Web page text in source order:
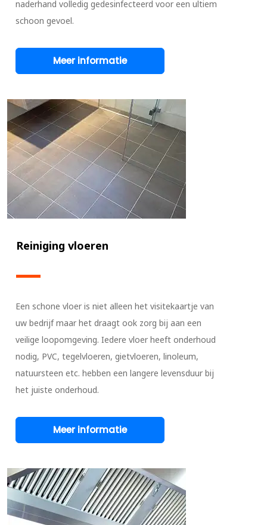
naderhand volledig gedesinfecteerd voor een ultiem
schoon gevoel.
Meer informatie
Reiniging vloeren
Een schone vloer is niet alleen het visitekaartje van
uw bedrijf maar het draagt ook zorg bij aan een
veilige loopomgeving. Iedere vloer heeft onderhoud
nodig, PVC, tegelvloeren, gietvloeren, linoleum,
natuursteen etc. hebben een langere levensduur bij
het juiste onderhoud.
Meer informatie